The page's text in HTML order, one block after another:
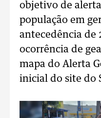
objetivo de
população em
antecedência de
ocorrência de
mapa do Alerta
inicial do site do